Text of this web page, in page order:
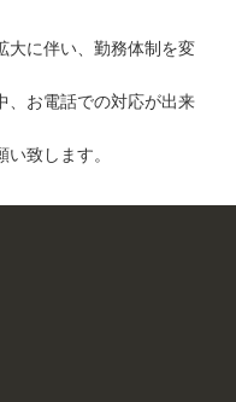
大に伴い、勤務体制を変
、お電話での対応が出来
致します。